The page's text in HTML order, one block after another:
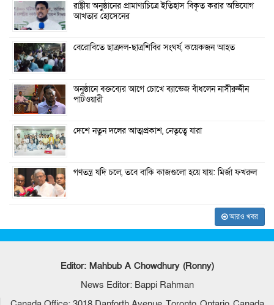
রাষ্ট্রীয় অনুষ্ঠানের প্রামাণ্যচিত্রে ইতিহাস বিকৃত করার অভিযোগ
আখতার হোসেনের
বেরোবিতে ছাত্রদল-ছাত্রশিবির সংঘর্ষ, কয়েকজন আহত
অনুষ্ঠানে বক্তব্যের আগে চোখে ব্যান্ডেজ বাঁধলেন নাসীরুদ্দীন
পাটওয়ারী
দেশে নতুন দলের আত্মপ্রকাশ, নেতৃত্বে যারা
গণতন্ত্র যদি চলে, তবে বাকি কাজগুলো হয়ে যায়: মির্জা ফখরুল
আরও খবর
Editor: Mahbub A Chowdhury (Ronny)
News Editor: Bappi Rahman